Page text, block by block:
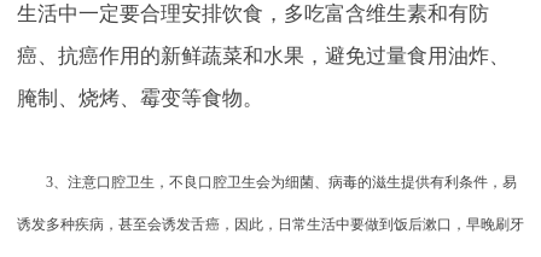
生活中一定要合理安排饮食，多吃富含维生素和有防
癌、抗癌作用的新鲜蔬菜和水果，避免过量食用油炸、
腌制、烧烤、霉变等食物。
3、注意口腔卫生，不良口腔卫生会为细菌、病毒的滋生提供有利条件，易
诱发多种疾病，甚至会诱发舌癌，因此，日常生活中要做到饭后漱口，早晚刷牙